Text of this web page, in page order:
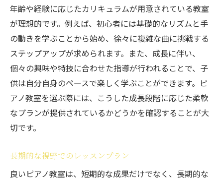
年齢や経験に応じたカリキュラムが用意されている教室
が理想的です。例えば、初心者には基礎的なリズムと手
の動きを学ぶことから始め、徐々に複雑な曲に挑戦する
ステップアップが求められます。また、成長に伴い、
個々の興味や特技に合わせた指導が行われることで、子
供は自分自身のペースで楽しく学ぶことができます。ピ
アノ教室を選ぶ際には、こうした成長段階に応じた柔軟
なプランが提供されているかどうかを確認することが大
切です。
長期的な視野でのレッスンプラン
良いピアノ教室は、短期的な成果だけでなく、長期的な